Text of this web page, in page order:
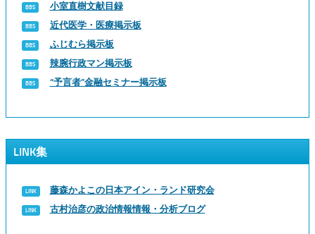
小室直樹文献目録
近代医学・医療掲示板
ふじむら掲示板
辣腕行政マン掲示板
“予言者”金融セミナー掲示板
LINK集
藤森かよこの日本アイン・ランド研究会
古村治彦の政治情報情報・分析ブログ